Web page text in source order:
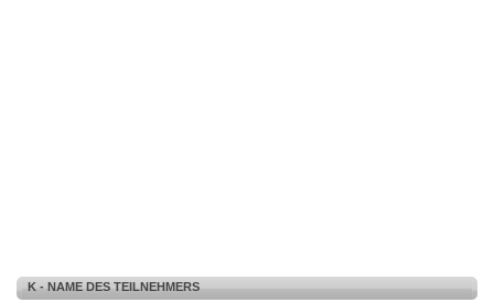
K - NAME DES TEILNEHMERS